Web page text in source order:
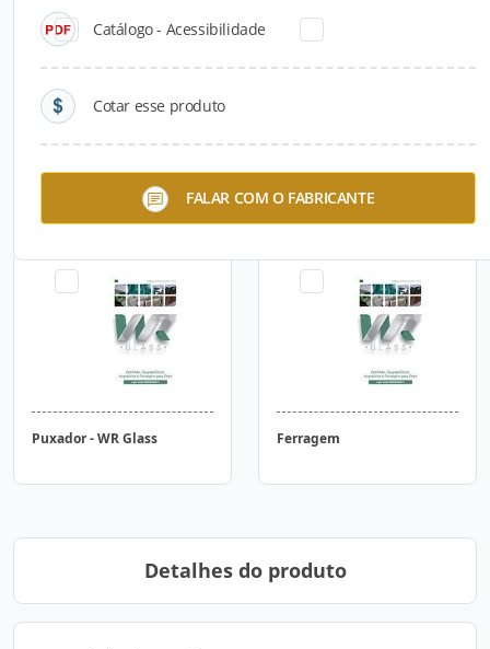
Catálogo - Acessibilidade
Cotar esse produto
FALAR COM O FABRICANTE
Corrimão de Parede
Puxador - WR Glass Ferragem
Detalhes do produto